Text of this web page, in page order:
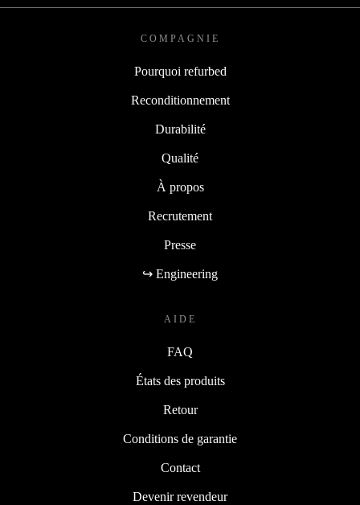
COMPAGNIE
Pourquoi refurbed
Reconditionnement
Durabilité
Qualité
À propos
Recrutement
Presse
↪ Engineering
AIDE
FAQ
États des produits
Retour
Conditions de garantie
Contact
Devenir revendeur